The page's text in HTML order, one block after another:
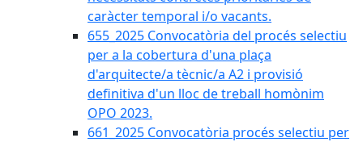
caràcter temporal i/o vacants.
655_2025 Convocatòria del procés selectiu
per a la cobertura d'una plaça
d'arquitecte/a tècnic/a A2 i provisió
definitiva d'un lloc de treball homònim
OPO 2023.
661_2025 Convocatòria procés selectiu per